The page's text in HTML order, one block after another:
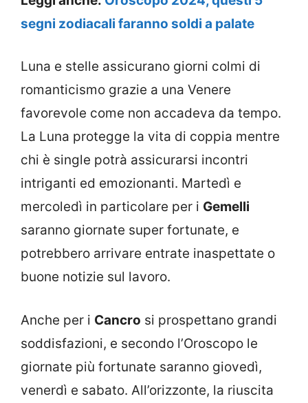
segni zodiacali faranno soldi a palate
Luna e stelle assicurano giorni colmi di
romanticismo grazie a una Venere
favorevole come non accadeva da tempo.
La Luna protegge la vita di coppia mentre
chi è single potrà assicurarsi incontri
intriganti ed emozionanti. Martedì e
mercoledì in particolare per i Gemelli
saranno giornate super fortunate, e
potrebbero arrivare entrate inaspettate o
buone notizie sul lavoro.
Anche per i Cancro si prospettano grandi
soddisfazioni, e secondo l’Oroscopo le
giornate più fortunate saranno giovedì,
venerdì e sabato. All’orizzonte, la riuscita